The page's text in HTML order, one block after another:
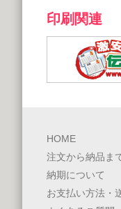
印刷関連
HOME
注文から納品ま
納期について
お支払い方法・